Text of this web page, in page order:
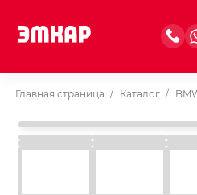
Главная страница / Каталог /